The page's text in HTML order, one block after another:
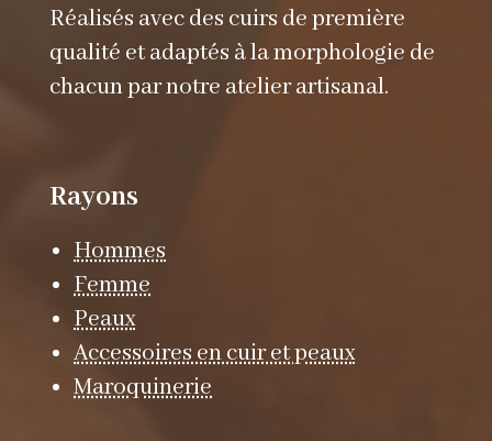
Réalisés avec des cuirs de première
qualité et adaptés à la morphologie de
chacun par notre atelier artisanal.
Rayons
Hommes
Femme
Peaux
Accessoires en cuir et peaux
Maroquinerie